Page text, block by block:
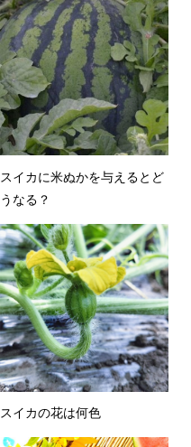
スイカに米ぬかを与えるとど
うなる？
スイカの花は何色